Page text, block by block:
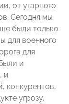
от угарного
Сегодня мы
были только
для военного
для
и
и
конкурентов,
угрозу.